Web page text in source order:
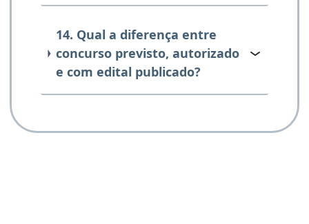
14. Qual a diferença entre
concurso previsto, autorizado
e com edital publicado?